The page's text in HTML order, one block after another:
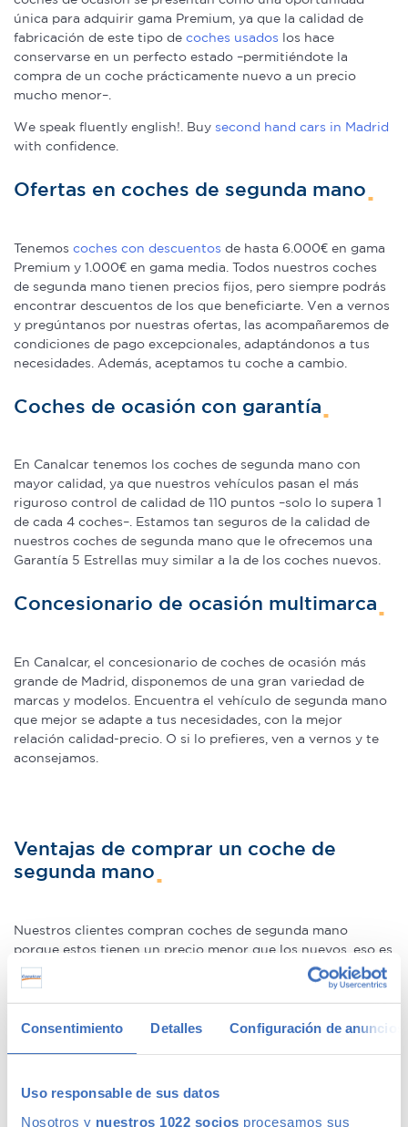
Consentimiento Detalles Configuración de anuncios
Uso responsable de sus datos
Nosotros y nuestros 1022 socios procesamos sus
única para adquirir gama Premium, ya que la calidad de
fabricación de este tipo de coches usados los hace
conservarse en un perfecto estado –permitiéndote la
compra de un coche prácticamente nuevo a un precio
mucho menor–.
We speak fluently english!. Buy second hand cars in Madrid
with confidence.
Ofertas en coches de segunda mano
Tenemos coches con descuentos de hasta 6.000€ en gama
Premium y 1.000€ en gama media. Todos nuestros coches
de segunda mano tienen precios fijos, pero siempre podrás
encontrar descuentos de los que beneficiarte. Ven a vernos
y pregúntanos por nuestras ofertas, las acompañaremos de
condiciones de pago excepcionales, adaptándonos a tus
necesidades. Además, aceptamos tu coche a cambio.
Coches de ocasión con garantía
En Canalcar tenemos los coches de segunda mano con
mayor calidad, ya que nuestros vehículos pasan el más
riguroso control de calidad de 110 puntos –solo lo supera 1
de cada 4 coches–. Estamos tan seguros de la calidad de
nuestros coches de segunda mano que le ofrecemos una
Garantía 5 Estrellas muy similar a la de los coches nuevos.
Concesionario de ocasión multimarca
En Canalcar, el concesionario de coches de ocasión más
grande de Madrid, disponemos de una gran variedad de
marcas y modelos. Encuentra el vehículo de segunda mano
que mejor se adapte a tus necesidades, con la mejor
relación calidad-precio. O si lo prefieres, ven a vernos y te
aconsejamos.
Ventajas de comprar un coche de
segunda mano
Nuestros clientes compran coches de segunda mano
porque estos tienen un precio menor que los nuevos, eso es
un hecho. La ventaja de hacerlo en Canalcar es que no estás
obligado a renunciar a la calidad o a la garantía por este
motivo, ni siquiera en coches más básicos. Además, los
coches de ocasión se presentan como una oportunidad
compra de un coche prácticamente nuevo a un precio
mucho menor–.